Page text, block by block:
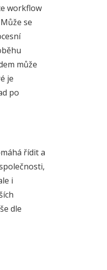
workflow
se
může
je
po
řídit a
i
dle